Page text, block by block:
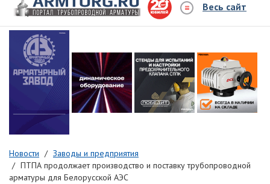
Весь сайт
Новости
Заводы и предприятия
ПТПА продолжает производство и поставку трубопроводной
арматуры для Белорусской АЭС